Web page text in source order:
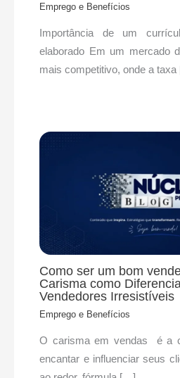
Emprego e Benefícios
​Importância de um
elaborado Em um mercado
mais competitivo, onde a
Como ser um bom
Carisma como
Vendedores Irresistíveis
Emprego e Benefícios
O carisma em vendas é a
encantar e influenciar seus